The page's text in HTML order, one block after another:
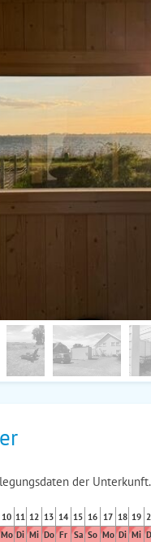
der Unterkunft.
10 11 12 13 14 15 16 17 18 19
Mo Di Mi Do Fr Sa So Mo Di Mi